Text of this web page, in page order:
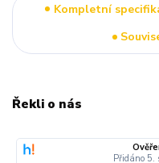
Kompletní
Řekli o nás
Přidáno 5.